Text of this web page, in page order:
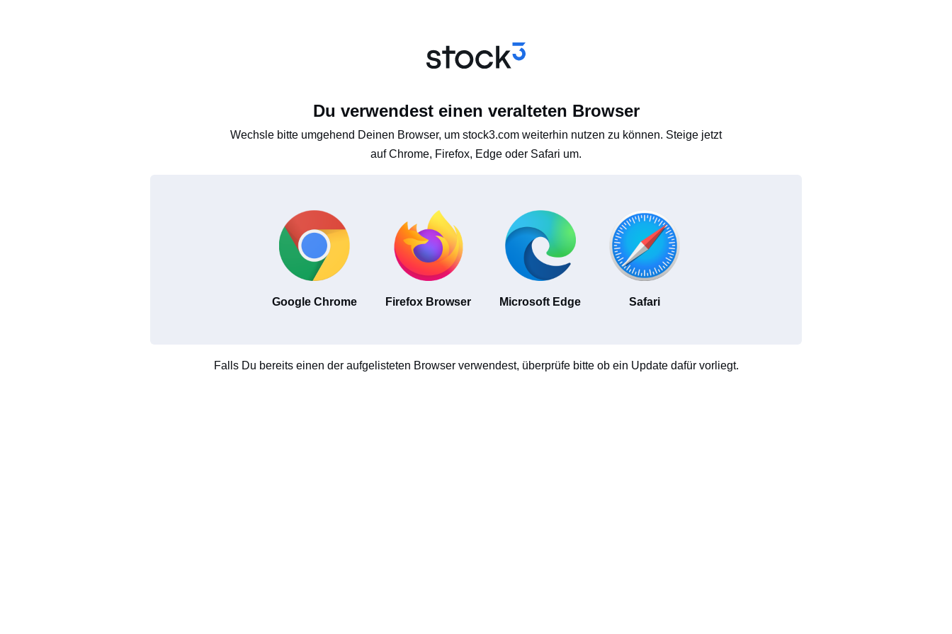
Du verwendest einen veralteten Browser
Wechsle bitte umgehend Deinen Browser, um stock3.com weiterhin nutzen zu können. Steige jetzt
auf Chrome, Firefox, Edge oder Safari um.
Google Chrome Firefox Browser Microsoft Edge Safari
Falls Du bereits einen der aufgelisteten Browser verwendest, überprüfe bitte ob ein Update dafür vorliegt.